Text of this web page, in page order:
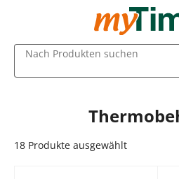
Zum Hauptinhalt springen
Zur Navigation springen
Zur Suche springen
Nach Produkten suchen
18 Produkte ausgewählt